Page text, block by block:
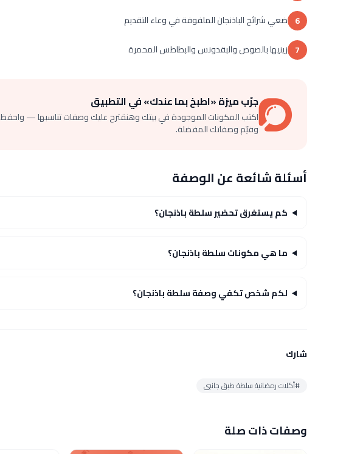
6 ضعي شرائح الباذنجان الملفوفة في وعاء التقديم
7 زينيها بالصوص والبقدونس والبطاطس المحمرة
جرّب ميزة «اطبخ بما عندك» في التطبيق
اكتب المكونات الموجودة في بيتك وهنقترح عليك وصفات تناسبها — واحفظ
وقيّم وصفاتك المفضلة.
أسئلة شائعة عن الوصفة
كم يستغرق تحضير سلطة باذنجان؟
ما هي مكونات سلطة باذنجان؟
لكم شخص تكفي وصفة سلطة باذنجان؟
شارك
#أكلات رمضانية سلطة طبق جانبى
وصفات ذات صلة